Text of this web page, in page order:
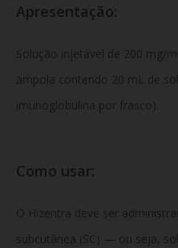
Apresentação:
Solução injetável de 200 mg/
ampola contendo 20 mL de
imunoglobulina por frasco).
Como usar:
O Hizentra deve ser
subcutânea (SC) — ou seja,